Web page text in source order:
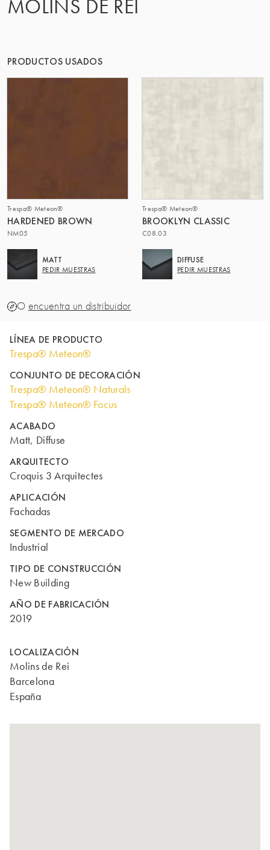
MOLINS DE REI
PRODUCTOS USADOS
Trespa® Meteon®
HARDENED BROWN
NM05
MATT
PEDIR MUESTRAS
Trespa® Meteon®
BROOKLYN CLASSIC
C08.03
DIFFUSE
PEDIR MUESTRAS
O encuentra un distribuidor
LÍNEA DE PRODUCTO
Trespa® Meteon®
CONJUNTO DE DECORACIÓN
Trespa® Meteon® Naturals
Trespa® Meteon® Focus
ACABADO
Matt, Diffuse
ARQUITECTO
Croquis 3 Arquitectes
APLICACIÓN
Fachadas
SEGMENTO DE MERCADO
Industrial
TIPO DE CONSTRUCCIÓN
New Building
AÑO DE FABRICACIÓN
2019
LOCALIZACIÓN
Molins de Rei
Barcelona
España